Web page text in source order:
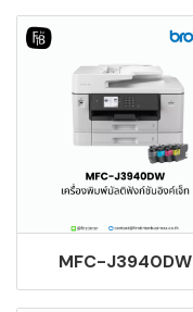
MFC-J3940DW